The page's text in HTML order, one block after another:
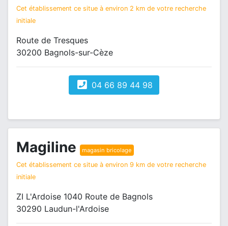
Cet établissement ce situe à environ 2 km de votre recherche
initiale
Route de Tresques
30200 Bagnols-sur-Cèze
04 66 89 44 98
Magiline magasin bricolage
Cet établissement ce situe à environ 9 km de votre recherche
initiale
ZI L'Ardoise 1040 Route de Bagnols
30290 Laudun-l'Ardoise